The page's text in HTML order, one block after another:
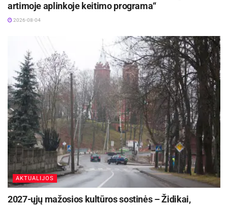
artimoje aplinkoje keitimo programa“
2026-08-04
AKTUALIJOS
2027-ųjų mažosios kultūros sostinės – Židikai,